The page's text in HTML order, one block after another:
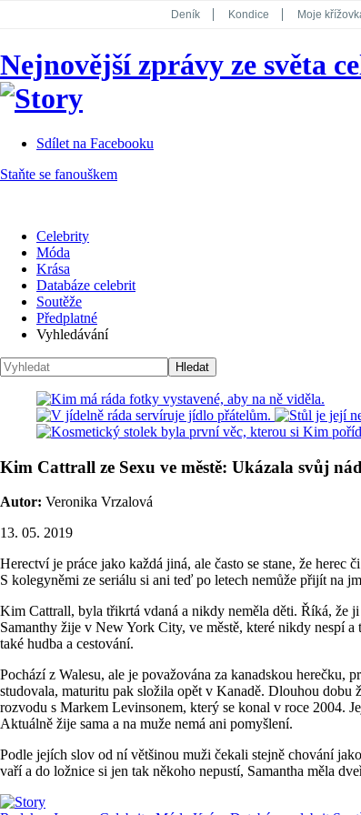
Deník Kondice Moje
Koktejl
Nejnovější zprávy ze světa
Sdílet na Facebooku
Staňte se fanouškem
Celebrity
Móda
Krása
Databáze celebrit
Soutěže
Předplatné
Vyhledávání
Kim Cattrall ze Sexu ve městě: Ukázala svůj
Autor: Veronika Vrzalová
13. 05. 2019
Herectví je práce jako každá jiná, ale často se stane, že
S kolegyněmi ze seriálu si ani teď po letech nemůže přijít na
Kim Cattrall, byla třikrtá vdaná a nikdy neměla děti. Říká, že
Samanthy žije v New York City, ve městě, které nikdy nespí
také hudba a cestování.
Pochází z Walesu, ale je považována za kanadskou
studovala, maturitu pak složila opět v Kanadě. Dlouhou
rozvodu s Markem Levinsonem, který se konal v roce 2004.
Aktuálně žije sama a na muže nemá ani pomyšlení.
Podle jejích slov od ní většinou muži čekali stejně chování
vaří a do ložnice si jen tak někoho nepustí, Samantha měla